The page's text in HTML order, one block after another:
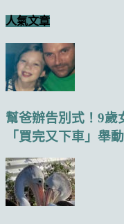
人氣文章
幫爸辦告別式！9
「買完又下車」舉